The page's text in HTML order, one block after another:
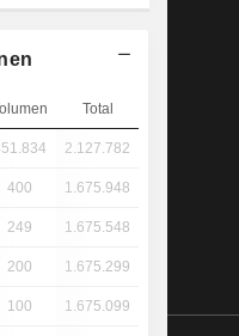
Total
2.127.782
400 1.675.948
249 1.675.548
200 1.675.299
100 1.675.099